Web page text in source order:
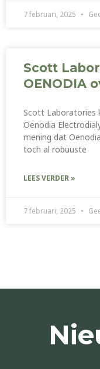
7 februari, 2025
Scott
OENODIA
Scott Laboratories
Oenodia
mening dat
toch al robuuste
LEES VERDER »
7 februari, 2025